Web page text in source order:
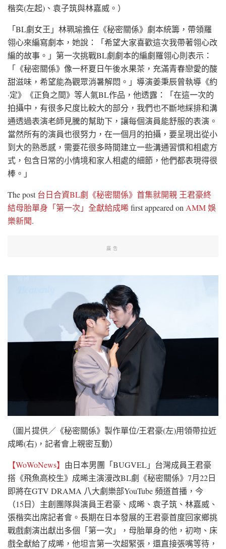
楷奕(左起)、袁子筑與林嘉威。）
「BL劇女王」林珮瑜擔任《秘密關係》劇本統籌，帶領羅
翎心來編寫劇本，她說：「希望大家喜歡這次我帶著翎心改
編的故事。」第一次挑戰BL劇劇本的編劇羅翎心則表示：
「《秘密關係》像一杯夏日午後水果茶，充滿青春戀愛的酸
甜滋味，希望能為觀眾消暑解悶。」導演姜秉辰曾執導《約
·定》《正負之間》等人氣BL作品，他透露：「在這一次的
拍攝中，有很多尺度比較大的部分，我們也不斷地綵排和溝
通透過表演老師見騰的幫助下，讓每個演員能舒服的表演。
當然所有的演員也很努力，在一個月的拍攝，要呈現出從小
到大的熟悉感，需要花很多時間建立一些溝通習慣和相處方
式，包含日常的小情境和家人相處的細節，他們都表現得很
棒。」
The post台日合資BL劇《秘密關係》首集就開親 王君豪終
結母胎單身「第一次」全獻給成晞first appeared on AMM 娛
樂新聞.
廣告
（圖片提供／《秘密關係》製作單位/王君豪(左)用領帶拉近
成晞(右)，記者會上親密互動）
【WoWoNews】 由日本男團「BUGVEL」台灣成員王君豪
搭《飛魚高校生》成晞主演漫改BL劇《秘密關係》7月22日
即將在GTV DRAMA 八大劇樂部YouTube 頻道首播，今
（15日）主創團隊與演員王君豪、成晞、袁子筑、林嘉威、
張楷奕出席記者會。長期在日本發展的王君豪首度回家鄉挑
戰戲劇演出獻出多個「第一次」，母胎單身的他，初吻、床
戲全獻給了成晞，他坦言第一次超緊張，還直接張嘴等待，